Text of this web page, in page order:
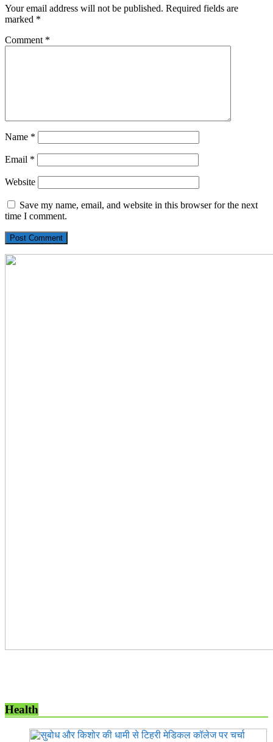
Your email address will not be published. Required fields are
marked *
Comment *
Name *
Email *
Website
Save my name, email, and website in this browser for the next
time I comment.
Health